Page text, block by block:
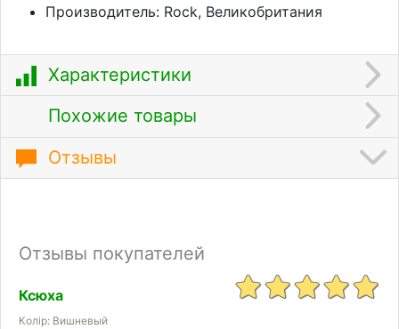
Производитель: Rock, Великобритания
Характеристики
Похожие товары
Отзывы
Отзывы покупателей
Ксюха
Колір: Вишневый